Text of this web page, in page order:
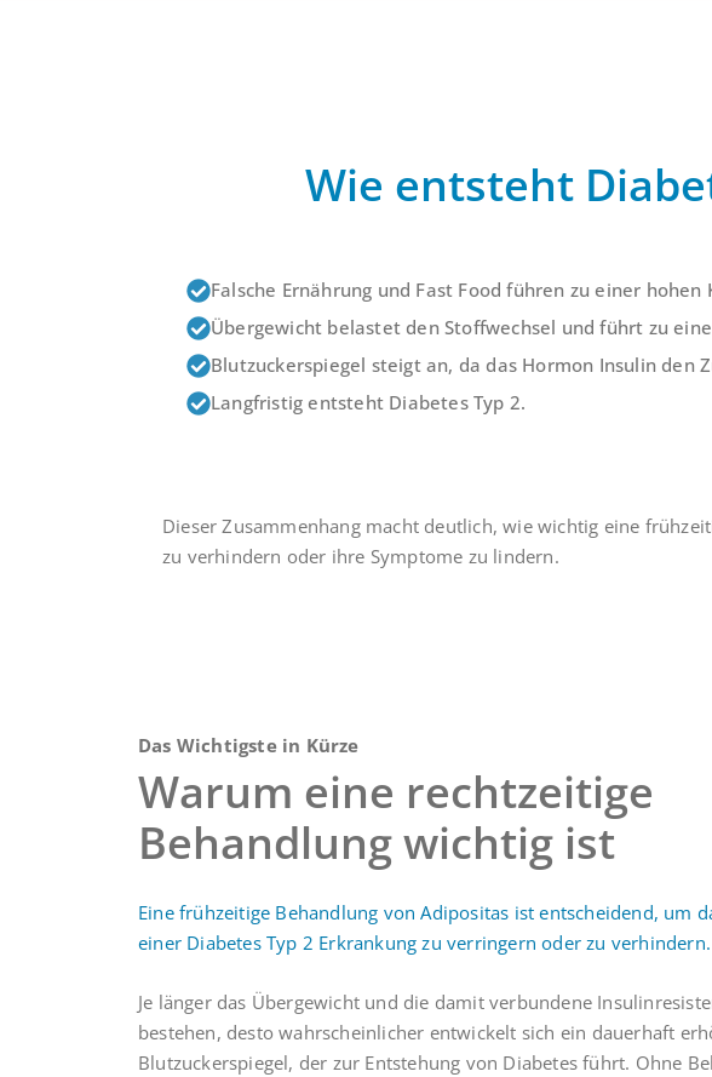
Wie entsteht
Falsche Ernährung und Fast Food führen zu einer hohen
Übergewicht belastet den Stoffwechsel und führt zu
Blutzuckerspiegel steigt an, da das Hormon Insulin
Langfristig entsteht Diabetes Typ 2.
Dieser Zusammenhang macht deutlich, wie wichtig eine
zu verhindern oder ihre Symptome zu lindern.
Das Wichtigste in Kürze
Warum eine rechtzeitige
Behandlung wichtig ist
Eine frühzeitige Behandlung von Adipositas ist entscheidend, um
einer Diabetes Typ 2 Erkrankung zu verringern oder zu verhindern.
Je länger das Übergewicht und die damit verbundene
bestehen, desto wahrscheinlicher entwickelt sich ein dauerhaft
Blutzuckerspiegel, der zur Entstehung von Diabetes führt. Ohne